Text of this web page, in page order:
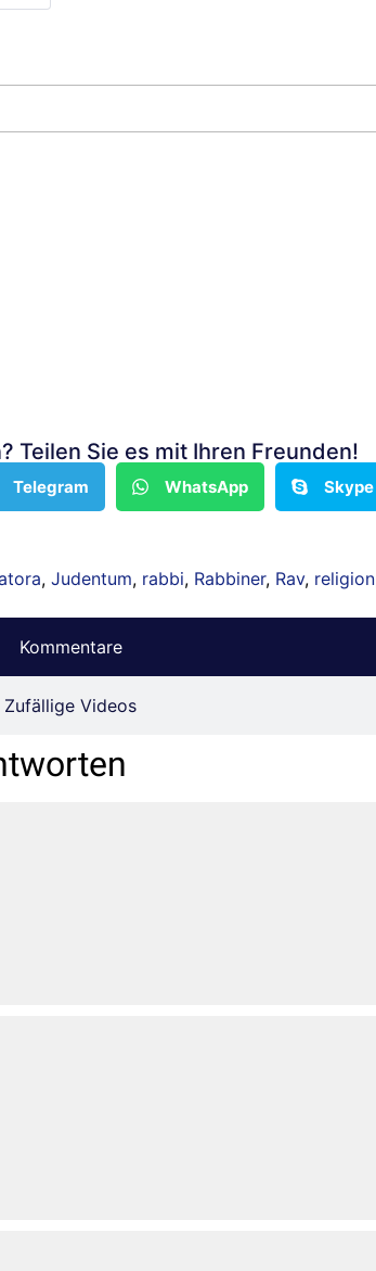
Teilen Sie es mit Ihren Freunden!
Telegram WhatsApp Skype
, Judentum, rabbi, Rabbiner, Rav, religion
Kommentare
Zufällige Videos